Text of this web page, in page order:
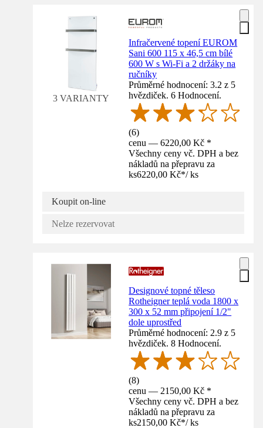
3 VARIANTY
Infračervené topení EUROM
Sani 600 115 x 46,5 cm bílé
600 W s Wi-Fi a 2 držáky na
ručníky
Průměrné hodnocení: 3.2 z 5
hvězdiček. 6 Hodnocení.
(6)
cenu — 6220,00 Kč *
Všechny ceny vč. DPH a bez
nákladů na přepravu za
ks6220,00 Kč*/ ks
Koupit on-line
Nelze rezervovat
Designové topné těleso
Rotheigner teplá voda 1800 x
300 x 52 mm připojení 1/2"
dole uprostřed
Průměrné hodnocení: 2.9 z 5
hvězdiček. 8 Hodnocení.
(8)
cenu — 2150,00 Kč *
Všechny ceny vč. DPH a bez
nákladů na přepravu za
ks2150,00 Kč*/ ks